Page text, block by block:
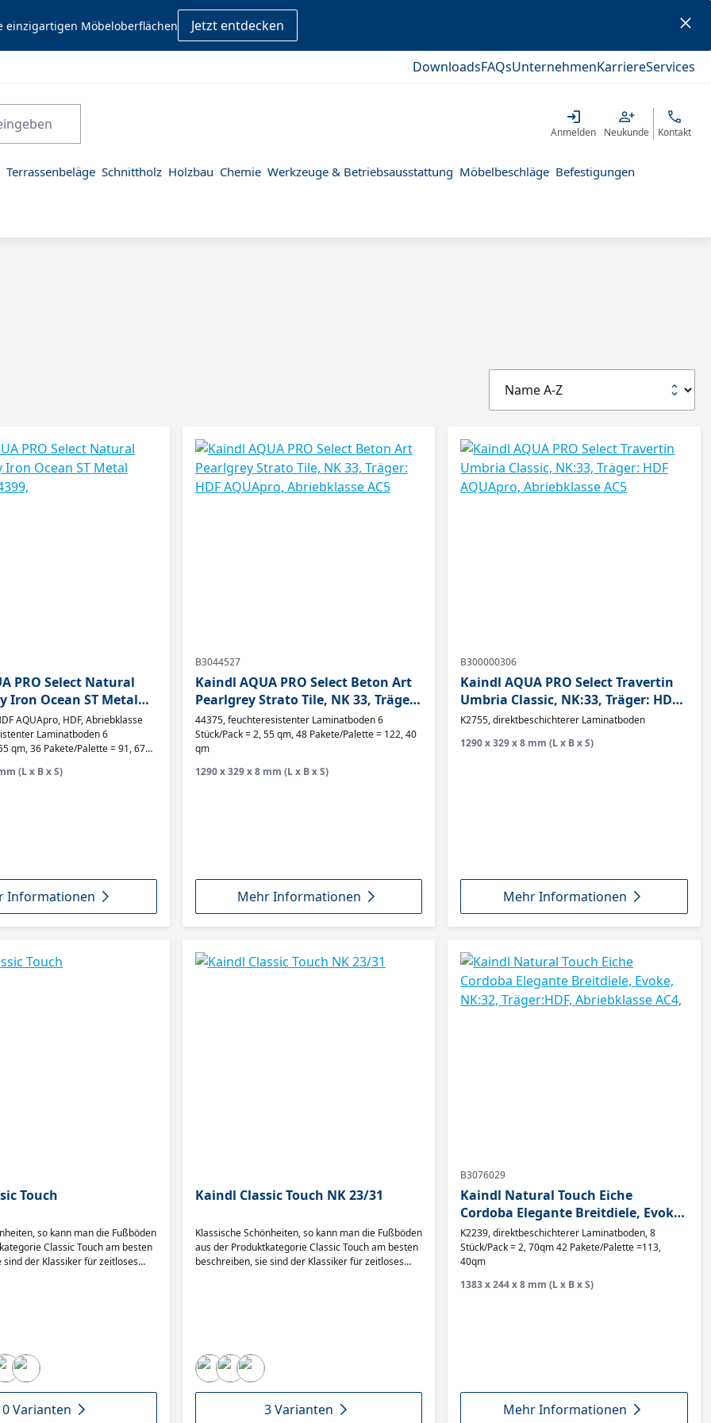
einzigartigen Möbeloberflächen Jetzt entdecken
DownloadsFAQsUnternehmenKarriereServices
Anmelden Neukunde Kontakt
Terrassenbeläge Schnittholz Holzbau Chemie Werkzeuge & Betriebsausstattung Möbelbeschläge Befestigungen
PRO Select Natural
Iron Ocean ST Metal
AQUApro, HDF, Abriebklasse
qm, 36 Pakete/Palette = 91, 67
(L x B x S)
Informationen
B3044527
Kaindl AQUA PRO Select Beton Art
Pearlgrey Strato Tile, NK 33, Träger:
HDF AQUApro, Abriebklasse AC5
44375, feuchteresistenter Laminatboden 6
Stück/Pack = 2, 55 qm, 48 Pakete/Palette = 122, 40
qm
1290 x 329 x 8 mm (L x B x S)
Mehr Informationen
B300000306
Kaindl AQUA PRO Select Travertin
Umbria Classic, NK:33, Träger: HDF
AQUApro, Abriebklasse AC5
K2755, direktbeschichterer Laminatboden
1290 x 329 x 8 mm (L x B x S)
Mehr Informationen
Touch
so kann man die Fußböden
Classic Touch am besten
sind der Klassiker für zeitloses
Werfen Sie einen Blick auf
an Farbstellungen und
Authentische Oberfläche •
und Designs • HDF-
Varianten
Kaindl Classic Touch NK 23/31
Klassische Schönheiten, so kann man die Fußböden
aus der Produktkategorie Classic Touch am besten
beschreiben, sie sind der Klassiker für zeitloses
Freude haben werden. Werfen Sie einen Blick auf
die große Palette an Farbstellungen und
Dielenformaten. • Authentische Oberfläche •
verschiedene Dielenformate und Designs • HDF-
Optima Trägerplatte
3 Varianten
B3076029
Kaindl Natural Touch Eiche
Cordoba Elegante Breitdiele, Evoke,
NK:32, Träger:HDF, Abriebklasse
AC4,
K2239, direktbeschichterer Laminatboden, 8
Stück/Pack = 2, 70qm 42 Pakete/Palette =113,
40qm
1383 x 244 x 8 mm (L x B x S)
Mehr Informationen